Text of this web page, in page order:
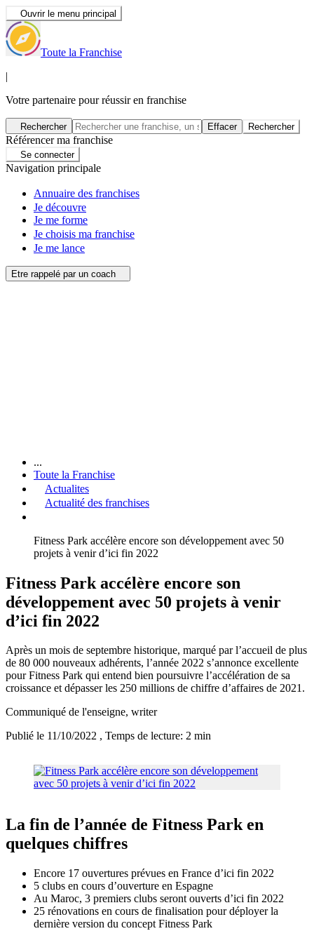
Ouvrir le menu principal
Toute la Franchise
|
Votre partenaire pour réussir en franchise
Rechercher Effacer Rechercher
Référencer ma franchise
Se connecter
Navigation principale
Annuaire des franchises
Je découvre
Je me forme
Je choisis ma franchise
Je me lance
Etre rappelé par un coach
...
Toute la Franchise
Actualites
Actualité des franchises
Fitness Park accélère encore son développement avec 50
projets à venir d’ici fin 2022
Fitness Park accélère encore son
développement avec 50 projets à venir
d’ici fin 2022
Après un mois de septembre historique, marqué par l’accueil de plus
de 80 000 nouveaux adhérents, l’année 2022 s’annonce excellente
pour Fitness Park qui entend bien poursuivre l’accélération de sa
croissance et dépasser les 250 millions de chiffre d’affaires de 2021.
Communiqué de l'enseigne, writer
Publié le 11/10/2022 , Temps de lecture: 2 min
La fin de l’année de Fitness Park en
quelques chiffres
Encore 17 ouvertures prévues en France d’ici fin 2022
5 clubs en cours d’ouverture en Espagne
Au Maroc, 3 premiers clubs seront ouverts d’ici fin 2022
25 rénovations en cours de finalisation pour déployer la
dernière version du concept Fitness Park